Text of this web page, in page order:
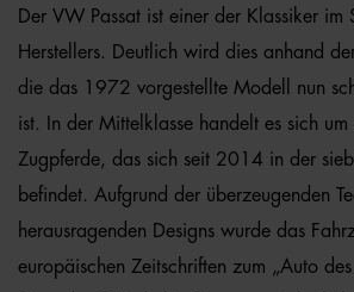
Der VW Passat ist einer der Klassiker im
Herstellers. Deutlich wird dies anhand
die das 1972 vorgestellte Modell nun
ist. In der Mittelklasse handelt es sich um
Zugpferde, das sich seit 2014 in der
befindet. Aufgrund der überzeugenden
herausragenden Designs wurde das
europäischen Zeitschriften zum „Auto des